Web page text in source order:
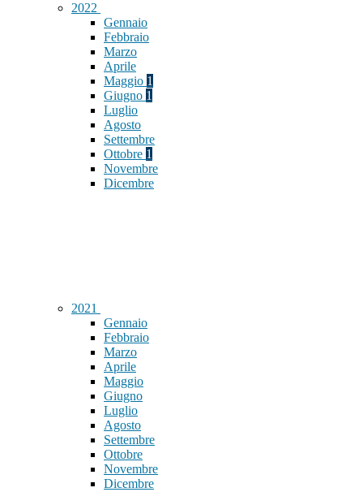
2022
Gennaio
Febbraio
Marzo
Aprile
Maggio 1
Giugno 1
Luglio
Agosto
Settembre
Ottobre 1
Novembre
Dicembre
2021
Gennaio
Febbraio
Marzo
Aprile
Maggio
Giugno
Luglio
Agosto
Settembre
Ottobre
Novembre
Dicembre